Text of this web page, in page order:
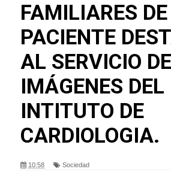
FAMILIARES
PACIENTE
AL SERVICIO DE
IMÁGENES DEL
INTITUTO DE
CARDIOLOGIA.
10:58 Sociedad